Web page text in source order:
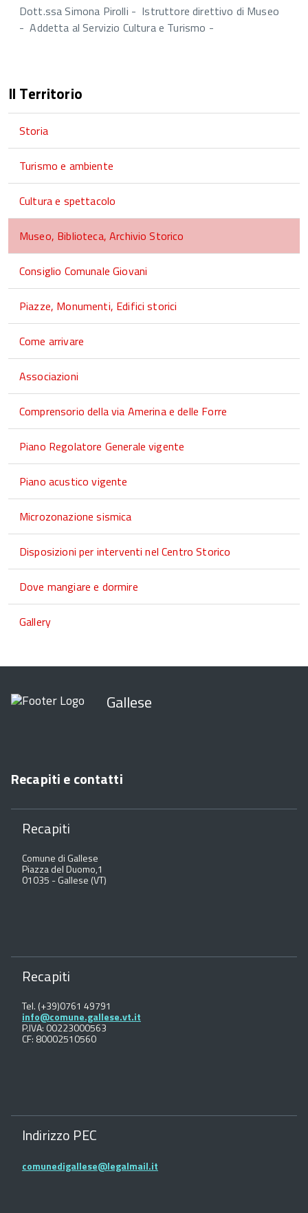
Dott.ssa Simona Pirolli - Istruttore direttivo di Museo
- Addetta al Servizio Cultura e Turismo -
Il Territorio
Storia
Turismo e ambiente
Cultura e spettacolo
Museo, Biblioteca, Archivio Storico
Consiglio Comunale Giovani
Piazze, Monumenti, Edifici storici
Come arrivare
Associazioni
Comprensorio della via Amerina e delle Forre
Piano Regolatore Generale vigente
Piano acustico vigente
Microzonazione sismica
Disposizioni per interventi nel Centro Storico
Dove mangiare e dormire
Gallery
Gallese
Recapiti e contatti
Recapiti
Comune di Gallese
Piazza del Duomo,1
01035 - Gallese (VT)
Recapiti
Tel. (+39)0761 49791
info@comune.gallese.vt.it
P.IVA: 00223000563
CF: 80002510560
Indirizzo PEC
comunedigallese@legalmail.it